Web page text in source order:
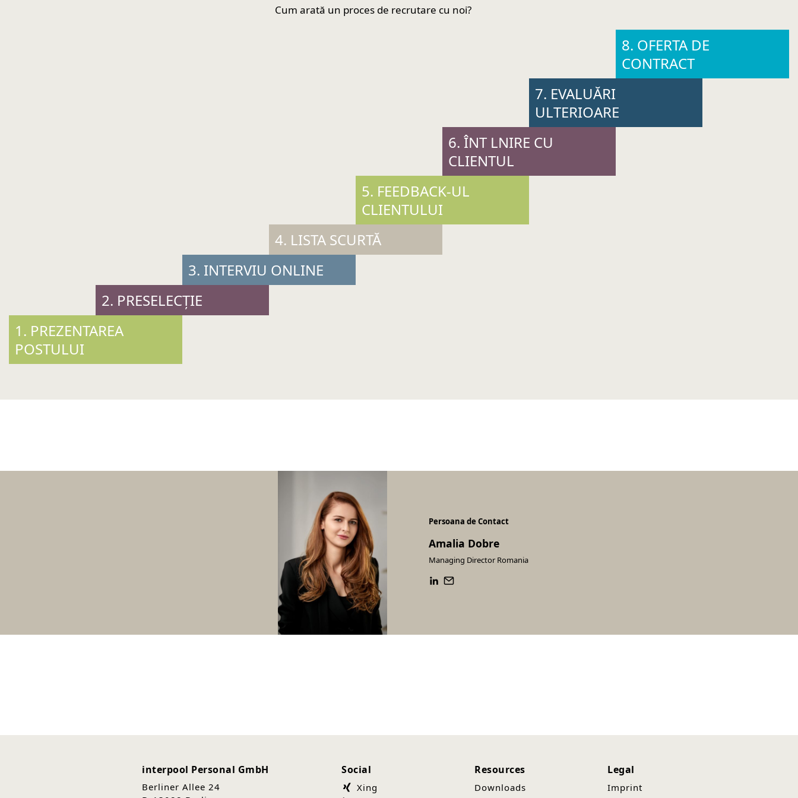
Cum arată un proces de recrutare cu noi?
8. OFERTA DE
CONTRACT
7. EVALUĂRI
ULTERIOARE
6. ÎNT LNIRE CU
CLIENTUL
5. FEEDBACK-UL
CLIENTULUI
4. LISTA SCURTĂ
3. INTERVIU ONLINE
2. PRESELECȚIE
1. PREZENTAREA
POSTULUI
Persoana de Contact
Amalia Dobre
Managing Director Romania
interpool Personal GmbH
Berliner Allee 24
Social
Xing
Resources
Downloads
Legal
Imprint